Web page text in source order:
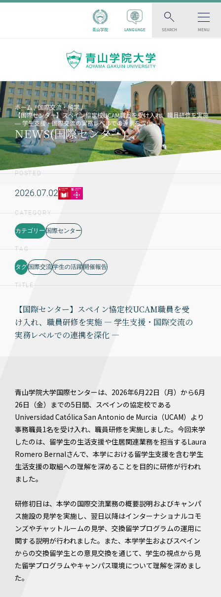
青山学院 LANGUAGE SEARCH MENU
ホーム
国際交流・留学
【国際センター】スペイン協定校UCAM職員を受け入れ、職員研修を実施
― 学生支援・国際交流の実務レベルでの連携を深化 ―
NEWS(国際センター)
POSTED
2026.07.02
CATEGORY
カテゴリー 国際センター
TAG
タグ国際交流学生の活躍開催報告
TITLE
【国際センター】スペイン協定校UCAM職員を受
け入れ、職員研修を実施 ― 学生支援・国際交流の
実務レベルでの連携を深化 ―
青山学院大学国際センターは、2026年6月22日（月）から6月
26日（金）までの5日間、スペインの協定校である
Universidad Católica San Antonio de Murcia（UCAM）より
事務職員1名を受け入れ、職員研修を実施しました。今回来学
したのは、留学生の生活支援や住居関連業務を担当するLaura
Romero Bernalさんで、本学における留学生支援を含む学生
生活支援の取組への理解を深めることを目的に研修が行われ
ました。
研修初日は、本学の国際交流業務の概要説明およびキャンパ
ス施設の見学を実施し、翌日以降はインターナショナルコモ
ンズやチャットルームの見学、交換留学プログラムの運用に
関する説明が行われました。また、本学学生およびスペイン
からの交換留学生との意見交換を通じて、学生の視点から見
た留学プログラムやキャンパス環境について理解を深めまし
た。